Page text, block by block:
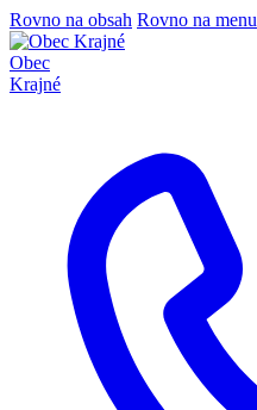
Rovno na obsah Rovno na menu
Obec
Krajné